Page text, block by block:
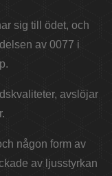
sig till ödet, och
av 0077 i
avslöjar
någon form av
av ljusstyrkan